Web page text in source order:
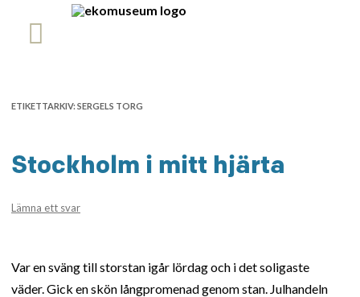
ETIKETTARKIV: SERGELS TORG
Stockholm i mitt hjärta
Lämna ett svar
Var en sväng till storstan igår lördag och i det soligaste
väder. Gick en skön långpromenad genom stan. Julhandeln